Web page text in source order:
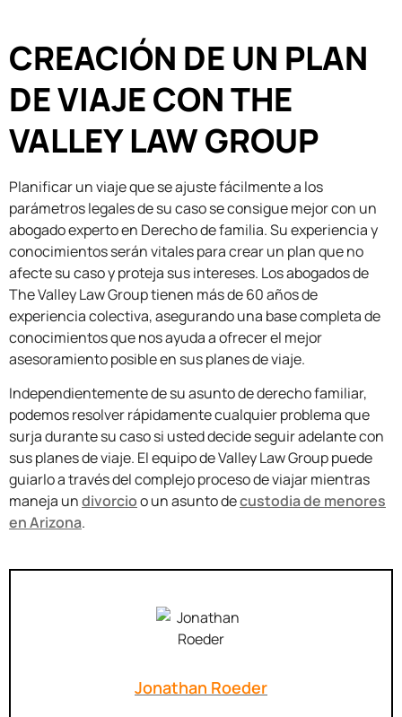
CREACIÓN DE UN PLAN
DE VIAJE CON THE
VALLEY LAW GROUP
Planificar un viaje que se ajuste fácilmente a los
parámetros legales de su caso se consigue mejor con un
abogado experto en Derecho de familia. Su experiencia y
conocimientos serán vitales para crear un plan que no
afecte su caso y proteja sus intereses. Los abogados de
The Valley Law Group tienen más de 60 años de
experiencia colectiva, asegurando una base completa de
conocimientos que nos ayuda a ofrecer el mejor
asesoramiento posible en sus planes de viaje.
Independientemente de su asunto de derecho familiar,
podemos resolver rápidamente cualquier problema que
surja durante su caso si usted decide seguir adelante con
sus planes de viaje. El equipo de Valley Law Group puede
guiarlo a través del complejo proceso de viajar mientras
maneja undivorcioo un asunto decustodia de menores
en Arizona.
Jonathan Roeder